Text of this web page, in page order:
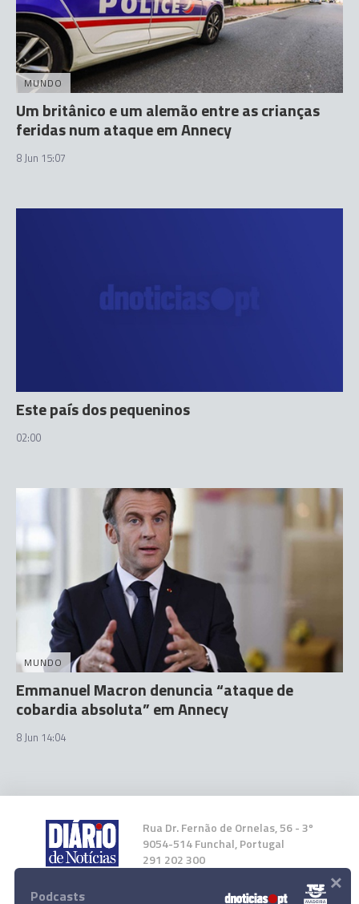
MUNDO
Um britânico e um alemão entre as crianças
feridas num ataque em Annecy
8 Jun 15:07
Este país dos pequeninos
02:00
MUNDO
Emmanuel Macron denuncia “ataque de
cobardia absoluta” em Annecy
8 Jun 14:04
Rua Dr. Fernão de Ornelas, 56 - 3º
9054-514 Funchal, Portugal
291 202 300
Instale a nossa App
Podcasts ×